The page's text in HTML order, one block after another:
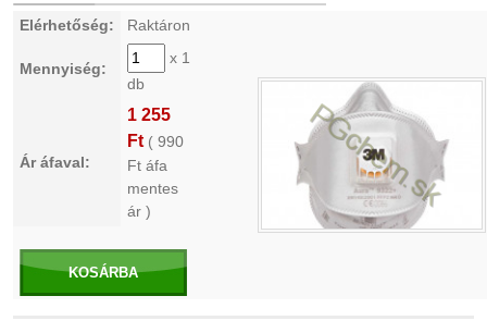
Elérhetőség: Raktáron
Mennyiség:
x 1
db
Ár áfaval:
1 255
Ft ( 990
Ft áfa
mentes
ár )
KOSÁRBA